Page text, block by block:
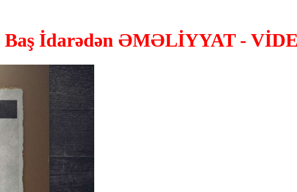
Baş İdarədən ƏMƏLİYYAT -